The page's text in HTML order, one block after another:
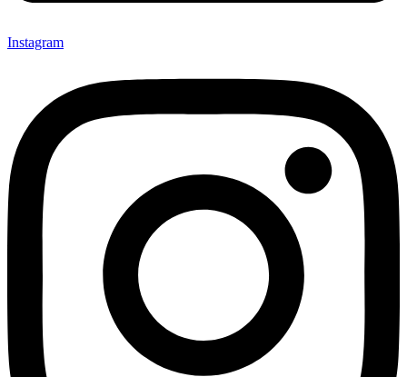
Instagram